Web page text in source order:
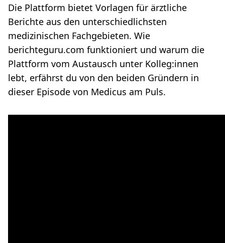
Die Plattform bietet Vorlagen für ärztliche
Berichte aus den unterschiedlichsten
medizinischen Fachgebieten. Wie
berichteguru.com funktioniert und warum die
Plattform vom Austausch unter Kolleg:innen
lebt, erfährst du von den beiden Gründern in
dieser Episode von Medicus am Puls.